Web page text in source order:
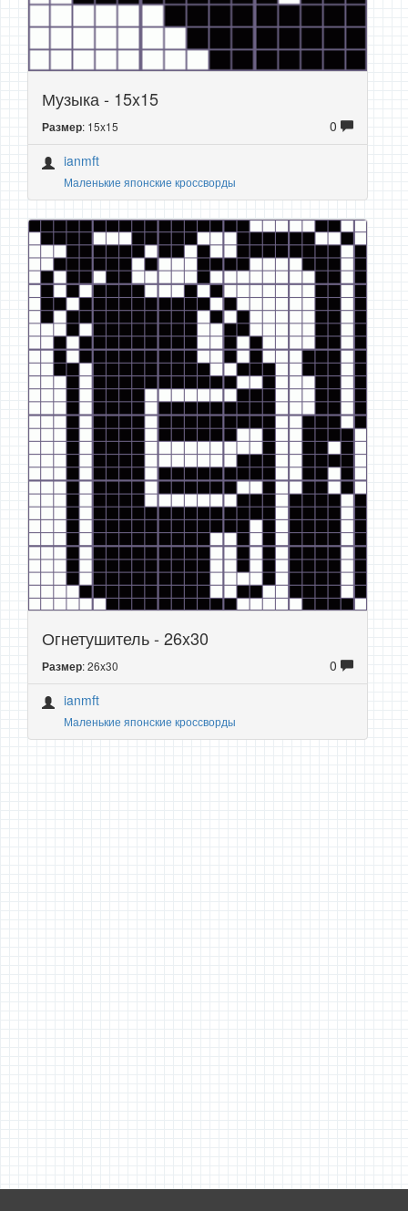
Музыка - 15x15
Размер: 15x15
0
ianmft
Маленькие японские кроссворды
Огнетушитель - 26x30
Размер: 26x30
0
ianmft
Маленькие японские кроссворды